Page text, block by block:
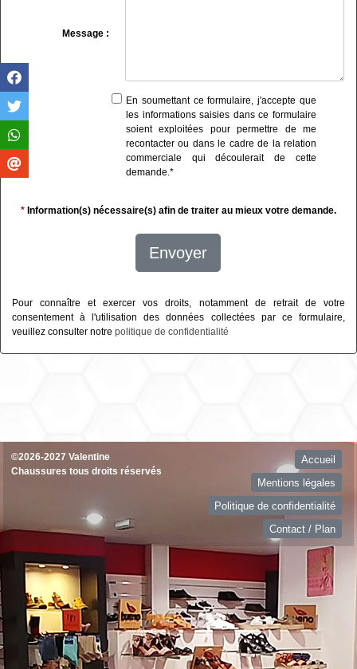
Message :
En soumettant ce formulaire, j'accepte que
les informations saisies dans ce formulaire
soient exploitées pour permettre de me
recontacter ou dans le cadre de la relation
commerciale qui découlerait de cette
demande.*
* Information(s) nécessaire(s) afin de traiter au mieux votre demande.
Envoyer
Pour connaître et exercer vos droits, notamment de retrait de votre
consentement à l'utilisation des données collectées par ce formulaire,
veuillez consulter notre politique de confidentialité
©2026-2027 Valentine
Chaussures tous droits réservés
Accueil
Mentions légales
Politique de confidentialité
Contact / Plan